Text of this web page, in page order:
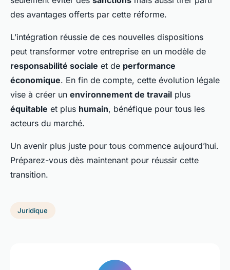
des avantages offerts par cette réforme.
L’intégration réussie de ces nouvelles dispositions
peut transformer votre entreprise en un modèle de
responsabilité sociale et de performance
économique. En fin de compte, cette évolution légale
vise à créer un environnement de travail plus
équitable et plus humain, bénéfique pour tous les
acteurs du marché.
Un avenir plus juste pour tous commence aujourd’hui.
Préparez-vous dès maintenant pour réussir cette
transition.
Juridique